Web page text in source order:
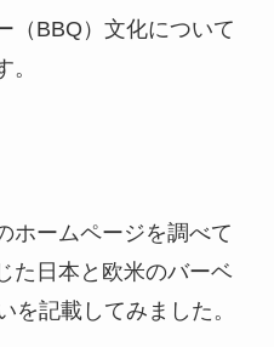
（BBQ）文化について
ホームページを調べて
た日本と欧米のバーベ
を記載してみました。